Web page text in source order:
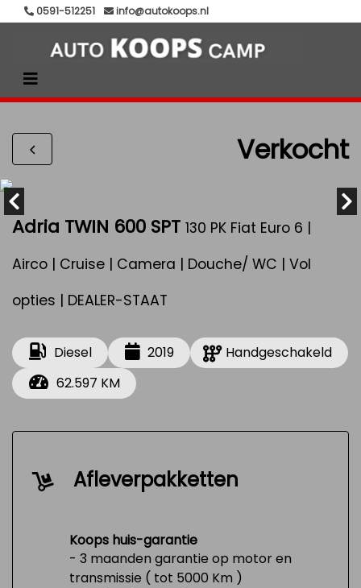
0591-512251 info@autokoops.nl
Verkocht
Adria TWIN 600 SPT 130 PK Fiat Euro 6 |
Airco | Cruise | Camera | Douche/ WC | Vol
opties | DEALER-STAAT
Diesel 2019
Handgeschakeld
62.597 KM
Afleverpakketten
Koops huis-garantie
- 3 maanden garantie op motor en
transmissie ( tot 5000 Km )